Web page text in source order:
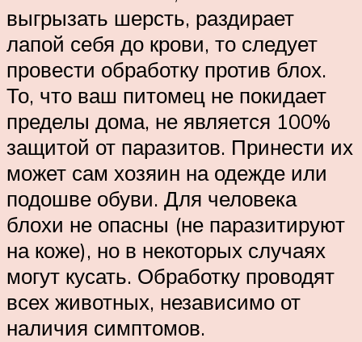
выгрызать шерсть, раздирает
лапой себя до крови, то следует
провести обработку против блох.
То, что ваш питомец не покидает
пределы дома, не является 100%
защитой от паразитов. Принести их
может сам хозяин на одежде или
подошве обуви. Для человека
блохи не опасны (не паразитируют
на коже), но в некоторых случаях
могут кусать. Обработку проводят
всех животных, независимо от
наличия симптомов.